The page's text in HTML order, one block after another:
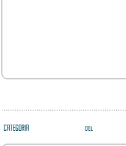
CATEGORIA del